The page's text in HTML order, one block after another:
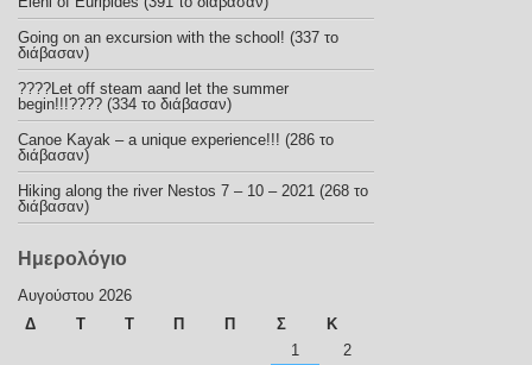
Going on an excursion with the school! (337 το
διάβασαν)
????Let off steam aand let the summer
begin!!!???? (334 το διάβασαν)
Canoe Kayak – a unique experience!!! (286 το
διάβασαν)
Hiking along the river Nestos 7 – 10 – 2021 (268 το
διάβασαν)
Ημερολόγιο
Αυγούστου 2026
Δ
Τ Τ Π Π Σ Κ
1
2